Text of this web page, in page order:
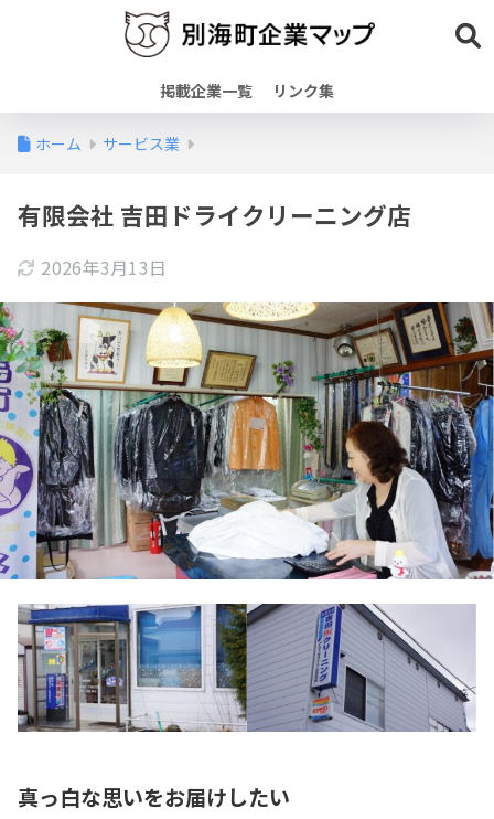
掲載企業一覧 リンク集
ホーム サービス業
有限会社 吉田ドライクリーニング店
2026年3月13日
真っ白な思いをお届けしたい